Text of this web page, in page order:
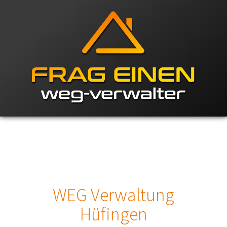
WEG Verwaltung
Hüfingen